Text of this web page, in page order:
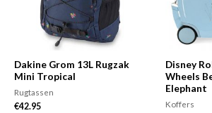
Dakine Grom 13L Rugzak
Mini Tropical
Rugtassen
€42.95
Disney
Wheels
Elephant
Koffers